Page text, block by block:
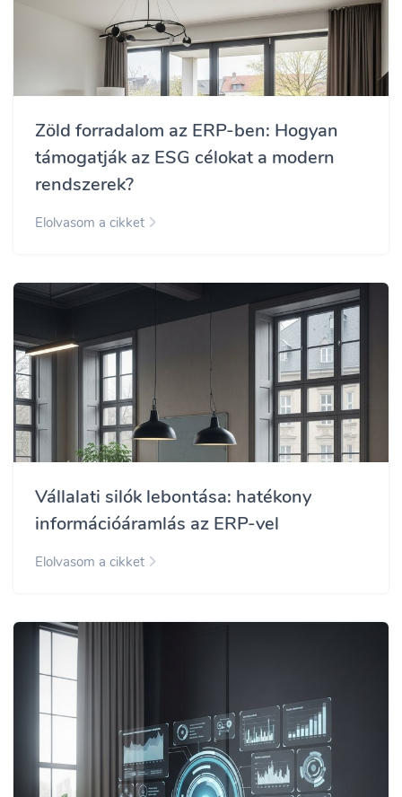
Zöld forradalom az ERP-ben: Hogyan
támogatják az ESG célokat a modern
rendszerek?
Elolvasom a cikket
Vállalati silók lebontása: hatékony
információáramlás az ERP-vel
Elolvasom a cikket